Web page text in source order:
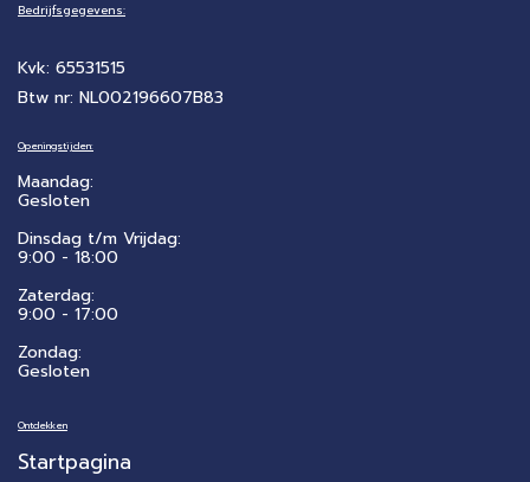
Bedrijfsgegevens:
Kvk: 65531515
Btw nr: NL002196607B83
Openingstijden:
Maandag:
Gesloten
Dinsdag t/m Vrijdag:
9:00 - 18:00
Zaterdag:
​9:00 - 17:00
Zondag:
Gesloten
Ontdekken
Startpagina